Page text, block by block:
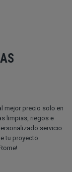
mejor precio solo en
limpias, riegos e
servicio
tu proyecto